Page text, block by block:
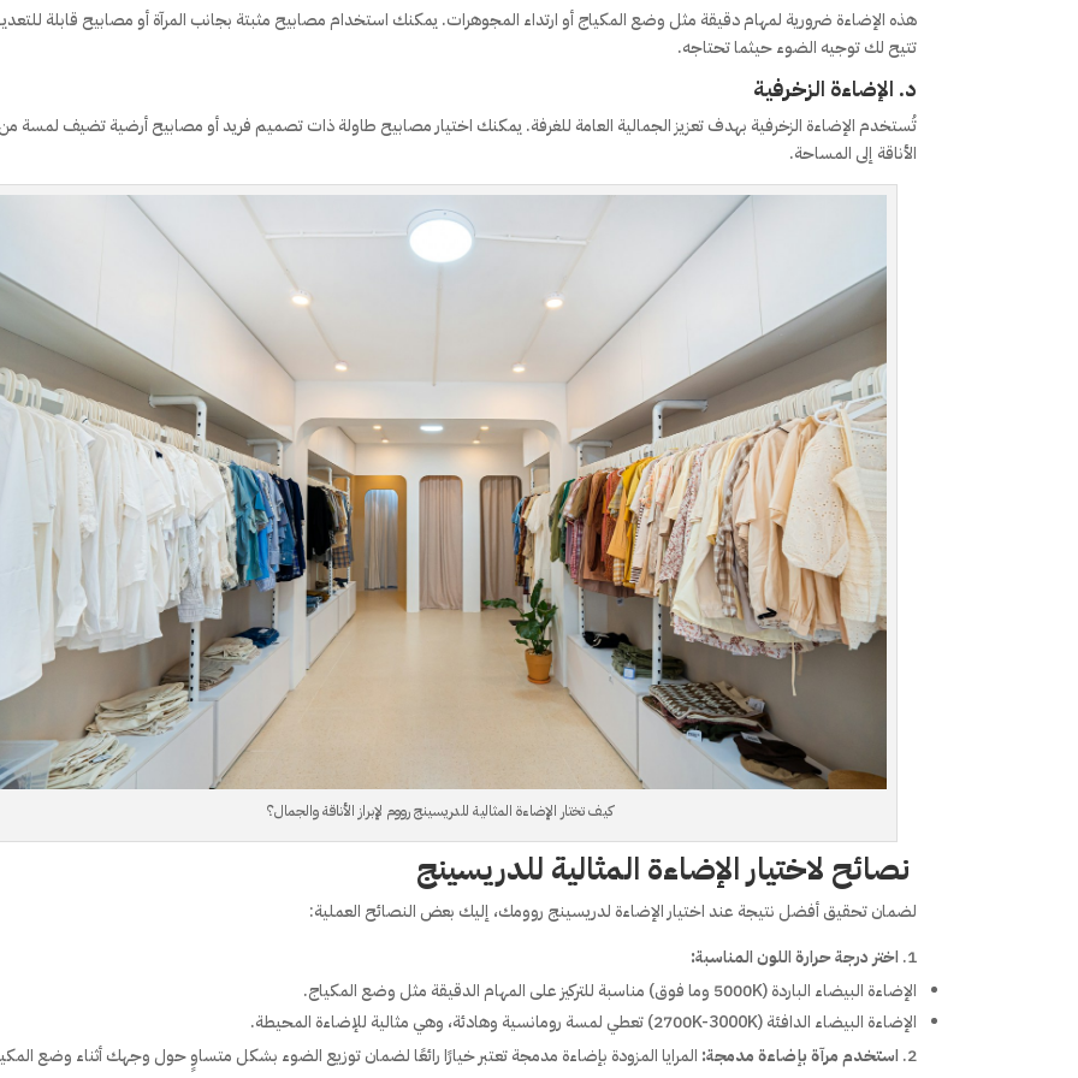
هذه الإضاءة ضرورية لمهام دقيقة مثل وضع المكياج أو ارتداء المجوهرات. يمكنك استخدام مصابيح مثبتة بجانب المرآة أو مصابيح قابلة
تتيح لك توجيه الضوء حيثما تحتاجه.
د. الإضاءة الزخرفية
تُستخدم الإضاءة الزخرفية بهدف تعزيز الجمالية العامة للغرفة. يمكنك اختيار مصابيح طاولة ذات تصميم فريد أو مصابيح أرضية تضيف لمسة
الأناقة إلى المساحة.
كيف تختار الإضاءة المثالية للدريسينج رووم لإبراز الأناقة والجمال؟
نصائح لاختيار الإضاءة المثالية للدريسينج
لضمان تحقيق أفضل نتيجة عند اختيار الإضاءة لدريسينج روومك، إليك بعض النصائح العملية:
اختر درجة حرارة اللون المناسبة:
الإضاءة البيضاء الباردة (5000K وما فوق) مناسبة للتركيز على المهام الدقيقة مثل وضع المكياج.
الإضاءة البيضاء الدافئة (2700K-3000K) تعطي لمسة رومانسية وهادئة، وهي مثالية للإضاءة المحيطة.
استخدم مرآة بإضاءة مدمجة: المرايا المزودة بإضاءة مدمجة تعتبر خيارًا رائعًا لضمان توزيع الضوء بشكل متساوٍ حول وجهك أثناء وضع